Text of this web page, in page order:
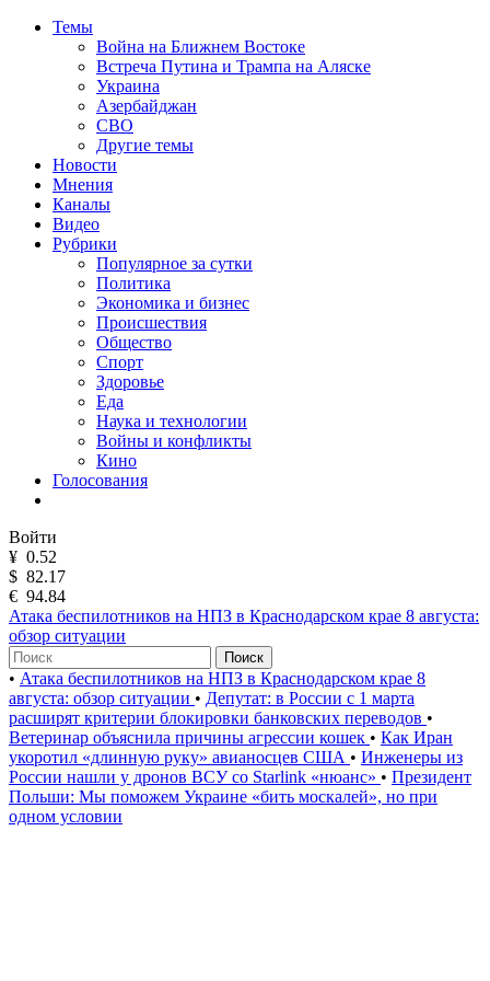
Темы
Война на Ближнем Востоке
Встреча Путина и Трампа на Аляске
Украина
Азербайджан
СВО
Другие темы
Новости
Мнения
Каналы
Видео
Рубрики
Популярное за сутки
Политика
Экономика и бизнес
Происшествия
Общество
Спорт
Здоровье
Еда
Наука и технологии
Войны и конфликты
Кино
Голосования
Войти
¥ 0.52
$ 82.17
€ 94.84
Атака беспилотников на НПЗ в Краснодарском крае 8 августа:
обзор ситуации
Поиск
• Атака беспилотников на НПЗ в Краснодарском крае 8
августа: обзор ситуации • Депутат: в России с 1 марта
расширят критерии блокировки банковских переводов •
Ветеринар объяснила причины агрессии кошек • Как Иран
укоротил «длинную руку» авианосцев США • Инженеры из
России нашли у дронов ВСУ со Starlink «нюанс» • Президент
Польши: Мы поможем Украине «бить москалей», но при
одном условии